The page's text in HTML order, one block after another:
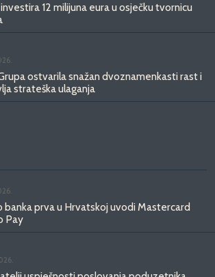
12 milijuna eura u osječku tvornicu
ostvarila snažan dvoznamenkasti rast i
strateška ulaganja
banka prva u Hrvatskoj uvodi Mastercard
Pay